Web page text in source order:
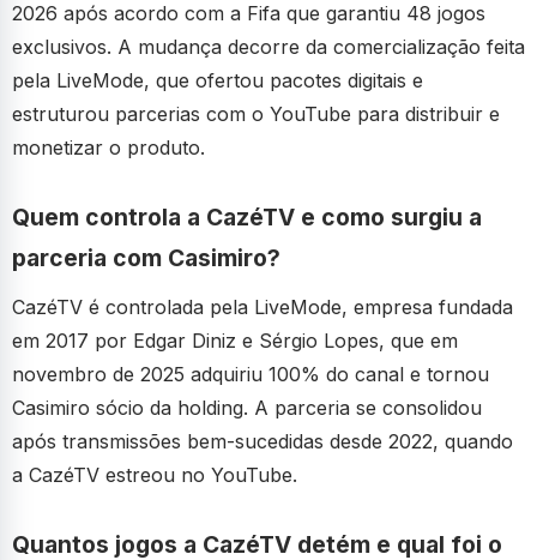
2026 após acordo com a Fifa que garantiu 48 jogos
exclusivos. A mudança decorre da comercialização feita
pela LiveMode, que ofertou pacotes digitais e
estruturou parcerias com o YouTube para distribuir e
monetizar o produto.
Quem controla a CazéTV e como surgiu a
parceria com Casimiro?
CazéTV é controlada pela LiveMode, empresa fundada
em 2017 por Edgar Diniz e Sérgio Lopes, que em
novembro de 2025 adquiriu 100% do canal e tornou
Casimiro sócio da holding. A parceria se consolidou
após transmissões bem-sucedidas desde 2022, quando
a CazéTV estreou no YouTube.
Quantos jogos a CazéTV detém e qual foi o